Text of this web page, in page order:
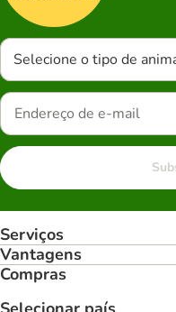
Selecione o tipo de
Serviços
Vantagens
Compras